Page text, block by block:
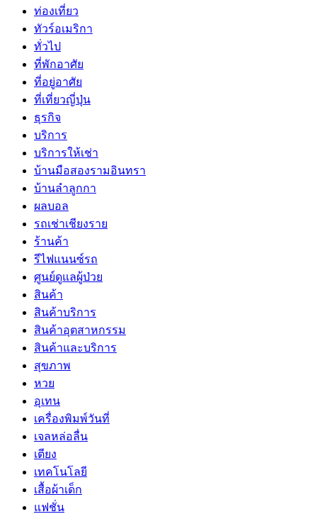
ท่องเที่ยว
ทัวร์อเมริกา
ทั่วไป
ที่พักอาศัย
ที่อยู่อาศัย
ที่เที่ยวญี่ปุ่น
ธุรกิจ
บริการ
บริการให้เช่า
บ้านมือสองรามอินทรา
บ้านลำลูกกา
ผลบอล
รถเช่าเชียงราย
ร้านค้า
รีไฟแนนซ์รถ
ศูนย์ดูแลผู้ป่วย
สินค้า
สินค้าบริการ
สินค้าอุตสาหกรรม
สินค้าและบริการ
สุขภาพ
หวย
อุเทน
เครื่องพิมพ์วันที่
เจลหล่อลื่น
เตียง
เทคโนโลยี
เสื้อผ้าเด็ก
แฟชั่น